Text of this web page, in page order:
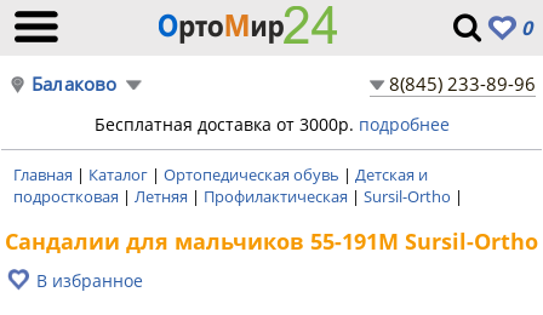
0
Балаково 8(845) 233-89-96
Бесплатная доставка от 3000р. подробнее
Главная | Каталог | Ортопедическая обувь | Детская и
подростковая | Летняя | Профилактическая | Sursil-Ortho |
Сандалии для мальчиков 55-191M Sursil-Ortho
В избранное